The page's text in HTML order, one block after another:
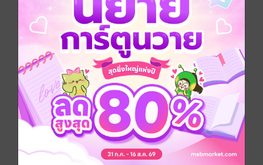
ซีรีส์ แมวเหมียวเร่ร่อนกับเลมอนสีผืนฟ้า
ประเภทไฟล์ pdf
วันที่วางขาย 09 ธันวาคม 2565
ความยาว 178 หน้า
ราคาปก 80 บาท (ประหยัด 15%)
สนใจเวอร์ชันกระดาษ เชิญทางนี้!